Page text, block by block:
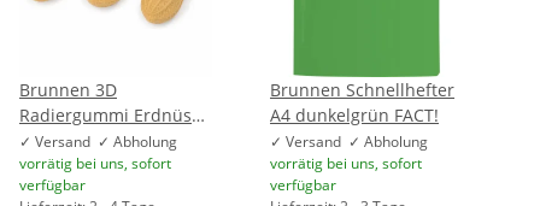
Brunnen 3D
Radiergummi Erdnüsse
| 3er-Set | Erdnuss-
Radierer
✓ Versand ✓ Abholung
vorrätig bei uns, sofort
verfügbar
Brunnen Schnellhefter
A4 dunkelgrün FACT!
✓ Versand ✓ Abholung
vorrätig bei uns, sofort
verfügbar